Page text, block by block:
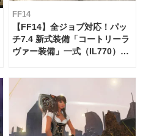
FF14
【FF14】全ジョブ対応！パッ
チ7.4 新式装備「コートリーラ
ヴァー装備」一式（IL770）の